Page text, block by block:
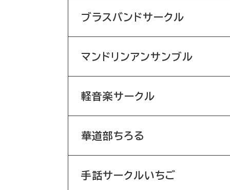
ブラスバンドサークル
マンドリンアンサンブル
軽音楽サークル
華道部ちろる
手話サークルいちご